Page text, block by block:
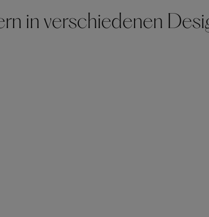
in verschiedenen